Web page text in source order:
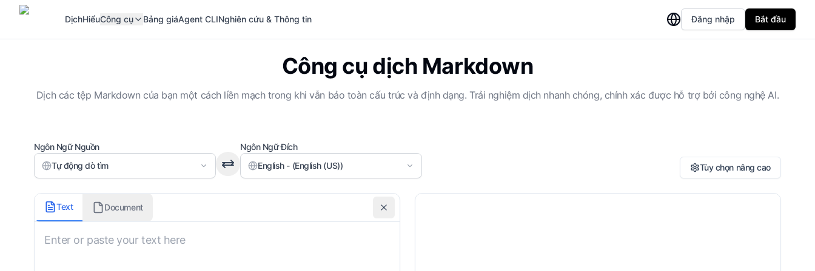
DịchHiểuCông cụ Bảng giáAgent CLINghiên cứu & Thông tin Đăng nhập Bắt đầu
Công cụ dịch Markdown
Dịch các tệp Markdown của bạn một cách liền mạch trong khi vẫn bảo toàn cấu trúc và định dạng. Trải nghiệm dịch nhanh chóng, chính xác được hỗ trợ bởi công nghệ AI.
Ngôn Ngữ Nguồn
Tự động dò tìm
Ngôn Ngữ Đích
English - (English (US))
Tùy chọn nâng cao
Hương vị Markdown
Not Specified
Phong cách dịch
Text Document